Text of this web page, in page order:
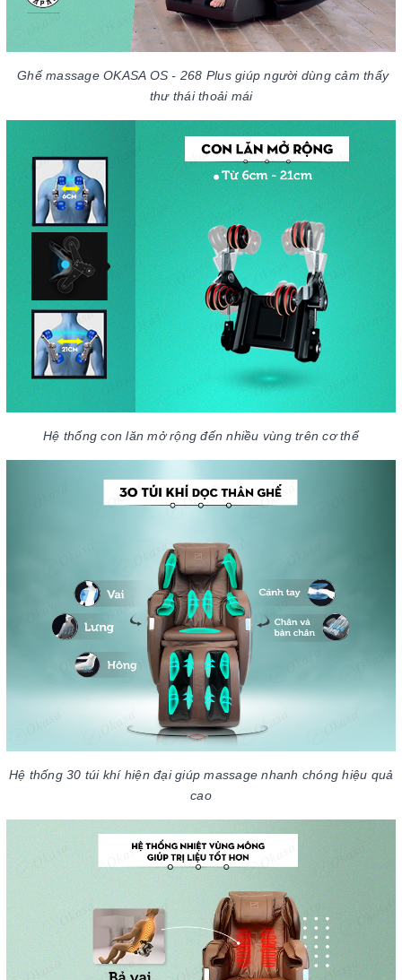
Ghế massage OKASA OS - 268 Plus giúp người dùng cảm thấy
thư thái thoải mái
Hệ thống con lăn mở rộng đến nhiều vùng trên cơ thể
Hệ thống 30 túi khí hiện đại giúp massage nhanh chóng hiệu quả
cao